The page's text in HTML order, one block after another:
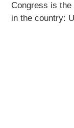
Congress is
in the country: